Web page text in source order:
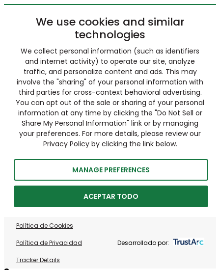
We use cookies and similar
technologies
We collect personal information (such as identifiers
and internet activity) to operate our site, analyze
traffic, and personalize content and ads. This may
involve the "sharing" of your personal information with
third parties for cross-context behavioral advertising.
You can opt out of the sale or sharing of your personal
information at any time by clicking the "Do Not Sell or
Share My Personal Information" link or by managing
your preferences. For more details, please review our
Privacy Policy by clicking the link below.
MANAGE PREFERENCES
ACEPTAR TODO
Política de Cookies
Política de Privacidad
Tracker Details
Desarrollado por: